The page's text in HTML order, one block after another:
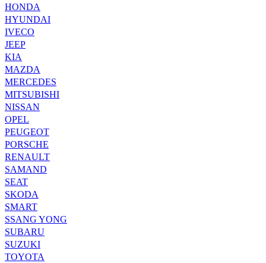
HONDA
HYUNDAI
IVECO
JEEP
KIA
MAZDA
MERCEDES
MITSUBISHI
NISSAN
OPEL
PEUGEOT
PORSCHE
RENAULT
SAMAND
SEAT
SKODA
SMART
SSANG YONG
SUBARU
SUZUKI
TOYOTA